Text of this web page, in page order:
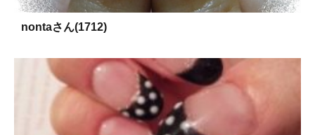
nontaさん(1712)